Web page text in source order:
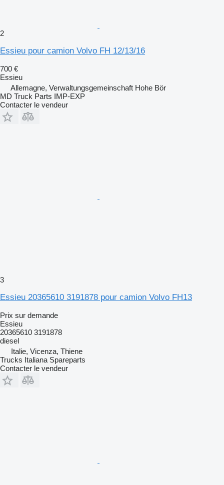
2
Essieu pour camion Volvo FH 12/13/16
700 €
Essieu
Allemagne, Verwaltungsgemeinschaft Hohe Bör
MD Truck Parts IMP-EXP
Contacter le vendeur
3
Essieu 20365610 3191878 pour camion Volvo FH13
Prix sur demande
Essieu
20365610 3191878
diesel
Italie, Vicenza, Thiene
Trucks Italiana Spareparts
Contacter le vendeur